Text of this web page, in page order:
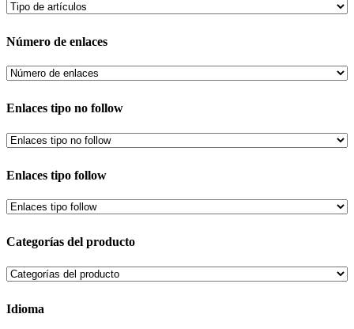
Número de enlaces
Enlaces tipo no follow
Enlaces tipo follow
Categorías del producto
Idioma